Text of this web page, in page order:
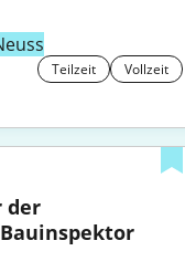
Teilzeit Vollzeit
der